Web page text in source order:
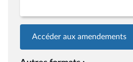
Accéder aux amendements